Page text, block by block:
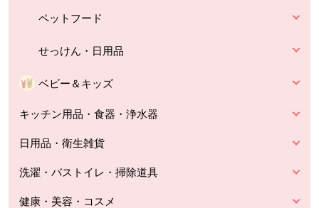
ペットフード
せっけん・日用品
ベビー＆キッズ
キッチン用品・食器・浄水器
日用品・衛生雑貨
洗濯・バストイレ・掃除道具
健康・美容・コスメ